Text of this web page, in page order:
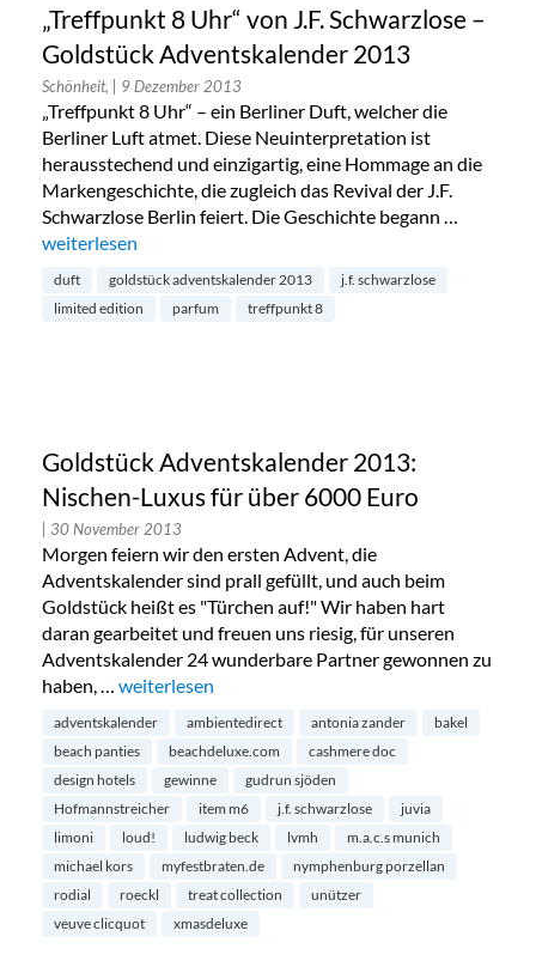
„Treffpunkt 8 Uhr“ von J.F. Schwarzlose –
Goldstück Adventskalender 2013
Schönheit, | 9 Dezember 2013
„Treffpunkt 8 Uhr“ – ein Berliner Duft, welcher die
Berliner Luft atmet. Diese Neuinterpretation ist
herausstechend und einzigartig, eine Hommage an die
Markengeschichte, die zugleich das Revival der J.F.
Schwarzlose Berlin feiert. Die Geschichte begann …
„„Treffpunkt 8 Uhr“ von J.F. Schwarzlose – Goldstück
weiterlesen
duft goldstück adventskalender 2013
j.f. schwarzlose
limited edition
parfum treffpunkt 8
Goldstück Adventskalender 2013:
Nischen-Luxus für über 6000 Euro
| 30 November 2013
Morgen feiern wir den ersten Advent, die
Adventskalender sind prall gefüllt, und auch beim
Goldstück heißt es "Türchen auf!" Wir haben hart
daran gearbeitet und freuen uns riesig, für unseren
Adventskalender 24 wunderbare Partner gewonnen zu
haben, … „Goldstück Adventskalender 2013: Nischen-
weiterlesen
adventskalender ambientedirect antonia zander
bakel
beach panties
beachdeluxe.com
cashmere doc
design hotels
gewinne
gudrun sjöden
Hofmannstreicher
item m6 j.f. schwarzlose
juvia
limoni
loud! ludwig beck lvmh
m.a.c.s munich
michael kors
myfestbraten.de
nymphenburg porzellan
rodial
roeckl treat collection
unützer
veuve clicquot
xmasdeluxe